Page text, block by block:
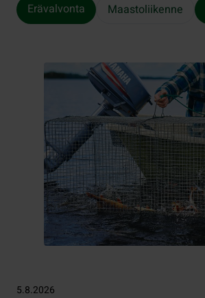
Erävalvonta
Maastoliikenne
5.8.2026